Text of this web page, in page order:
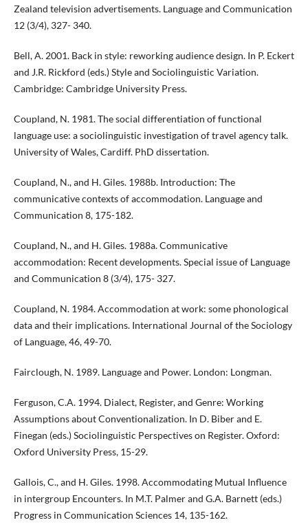
Zealand television advertisements. Language and Communication
12 (3/4), 327- 340.
Bell, A. 2001. Back in style: reworking audience design. In P. Eckert
and J.R. Rickford (eds.) Style and Sociolinguistic Variation.
Cambridge: Cambridge University Press.
Coupland, N. 1981. The social differentiation of functional
language use: a sociolinguistic investigation of travel agency talk.
University of Wales, Cardiff. PhD dissertation.
Coupland, N., and H. Giles. 1988b. Introduction: The
communicative contexts of accommodation. Language and
Communication 8, 175-182.
Coupland, N., and H. Giles. 1988a. Communicative
accommodation: Recent developments. Special issue of Language
and Communication 8 (3/4), 175- 327.
Coupland, N. 1984. Accommodation at work: some phonological
data and their implications. International Journal of the Sociology
of Language, 46, 49-70.
Fairclough, N. 1989. Language and Power. London: Longman.
Ferguson, C.A. 1994. Dialect, Register, and Genre: Working
Assumptions about Conventionalization. In D. Biber and E.
Finegan (eds.) Sociolinguistic Perspectives on Register. Oxford:
Oxford University Press, 15-29.
Gallois, C., and H. Giles. 1998. Accommodating Mutual Influence
in intergroup Encounters. In M.T. Palmer and G.A. Barnett (eds.)
Progress in Communication Sciences 14, 135-162.